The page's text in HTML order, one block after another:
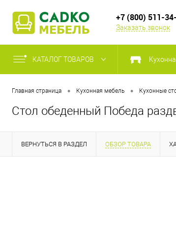
+7 (800) 511-
Заказать звонок
КАТАЛОГ ТОВАРОВ
Главная страница • Кухонная мебель • Кухонные
Стол обеденный Победа
ВЕРНУТЬСЯ В РАЗДЕЛ ОБЗОР ТОВАРА